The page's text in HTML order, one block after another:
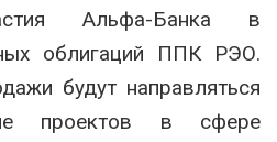
Альфа-Банка в
облигаций ППК РЭО.
будут направляться
проектов в сфере